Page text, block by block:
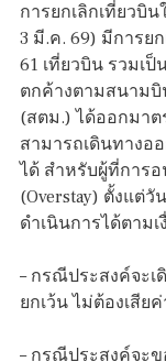
การยกเลิกเที่ยวบิ
3 มี.ค. 69) มีการย
61 เที่ยวบิน รวมเ
ตกค้างตามสนามบิ
(สตม.) ได้ออกมาต
สามารถเดินทางอ
ได้ สำหรับผู้ที่การ
(Overstay) ตั้งแต่
ดำเนินการได้ตาม
– กรณีประสงค์จะเ
ยกเว้น ไม่ต้องเสีย
– กรณีประสงค์จะ